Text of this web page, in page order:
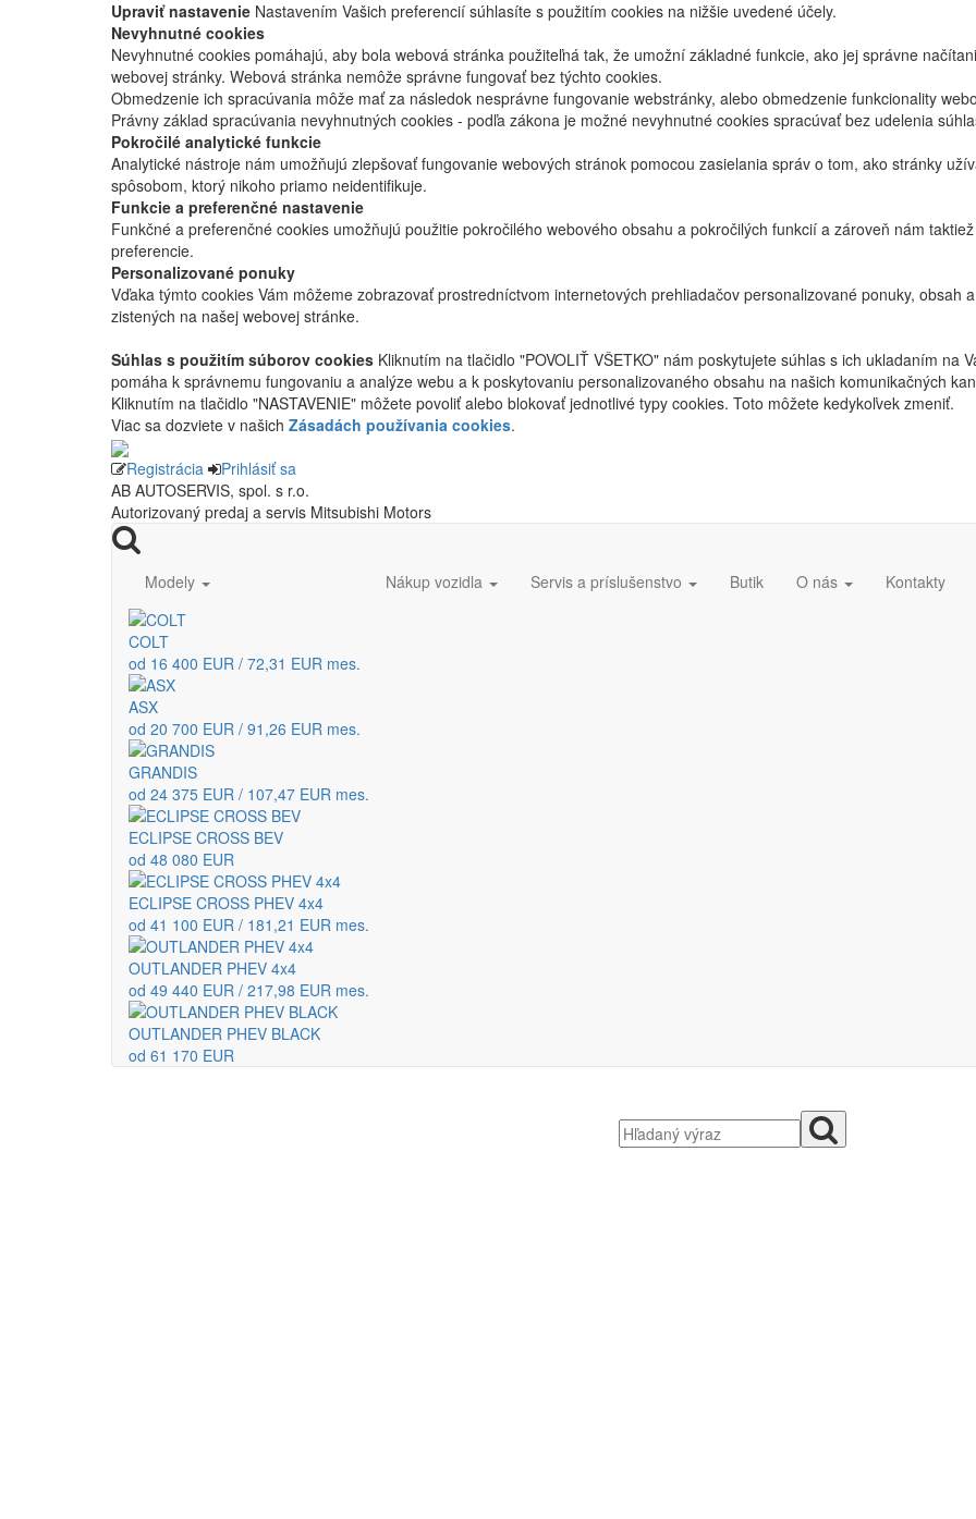
Upraviť nastavenie Nastavením Vašich preferencií súhlasíte s použitím cookies na nižšie uvedené účely.
Nevyhnutné cookies
Nevyhnutné cookies pomáhajú, aby bola webová stránka použiteľná tak, že umožní základné funkcie, ako jej správne
webovej stránky. Webová stránka nemôže správne fungovať bez týchto cookies.
Obmedzenie ich spracúvania môže mať za následok nesprávne fungovanie webstránky, alebo obmedzenie funkcionality
Právny základ spracúvania nevyhnutných cookies - podľa zákona je možné nevyhnutné cookies spracúvať bez udelenia
Pokročilé analytické funkcie
Analytické nástroje nám umožňujú zlepšovať fungovanie webových stránok pomocou zasielania správ o tom, ako stránky
spôsobom, ktorý nikoho priamo neidentifikuje.
Funkcie a preferenčné nastavenie
Funkčné a preferenčné cookies umožňujú použitie pokročilého webového obsahu a pokročilých funkcií a zároveň nám
preferencie.
Personalizované ponuky
Vďaka týmto cookies Vám môžeme zobrazovať prostredníctvom internetových prehliadačov personalizované ponuky, obsah
zistených na našej webovej stránke.
Súhlas s použitím súborov cookies Kliknutím na tlačidlo "POVOLIŤ VŠETKO" nám poskytujete súhlas s ich ukladaním na
pomáha k správnemu fungovaniu a analýze webu a k poskytovaniu personalizovaného obsahu na našich komunikačných
Kliknutím na tlačidlo "NASTAVENIE" môžete povoliť alebo blokovať jednotlivé typy cookies. Toto môžete kedykoľvek zmeniť.
Viac sa dozviete v našich Zásadách používania cookies.
Registrácia
Prihlásiť sa
AB AUTOSERVIS, spol. s r.o.
Autorizovaný predaj a servis Mitsubishi Motors
Modely
COLT
od 16 400 EUR / 72,31 EUR mes.
ASX
od 20 700 EUR / 91,26 EUR mes.
GRANDIS
od 24 375 EUR / 107,47 EUR mes.
ECLIPSE CROSS BEV
od 48 080 EUR
ECLIPSE CROSS PHEV 4x4
od 41 100 EUR / 181,21 EUR mes.
OUTLANDER PHEV 4x4
od 49 440 EUR / 217,98 EUR mes.
OUTLANDER PHEV BLACK
od 61 170 EUR
Nákup vozidla Servis a príslušenstvo Butik O nás Kontakty